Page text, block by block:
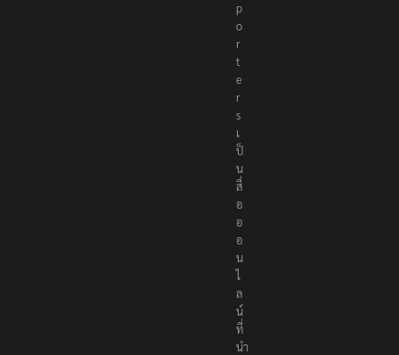
p
o
r
t
e
r
s
เ
ป็
น
สื่
อ
อ
อ
น
ไ
ล
น์
ที่
นำ